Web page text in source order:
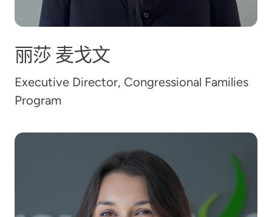
丽莎麦戈文
Executive Director, Congressional Families
Program
凯拉·梅斯特